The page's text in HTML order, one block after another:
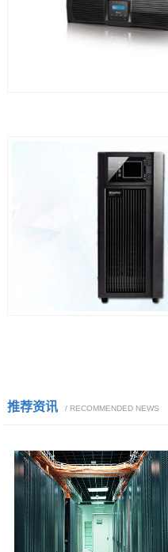
推荐资讯 / RECOMMENDED NEWS